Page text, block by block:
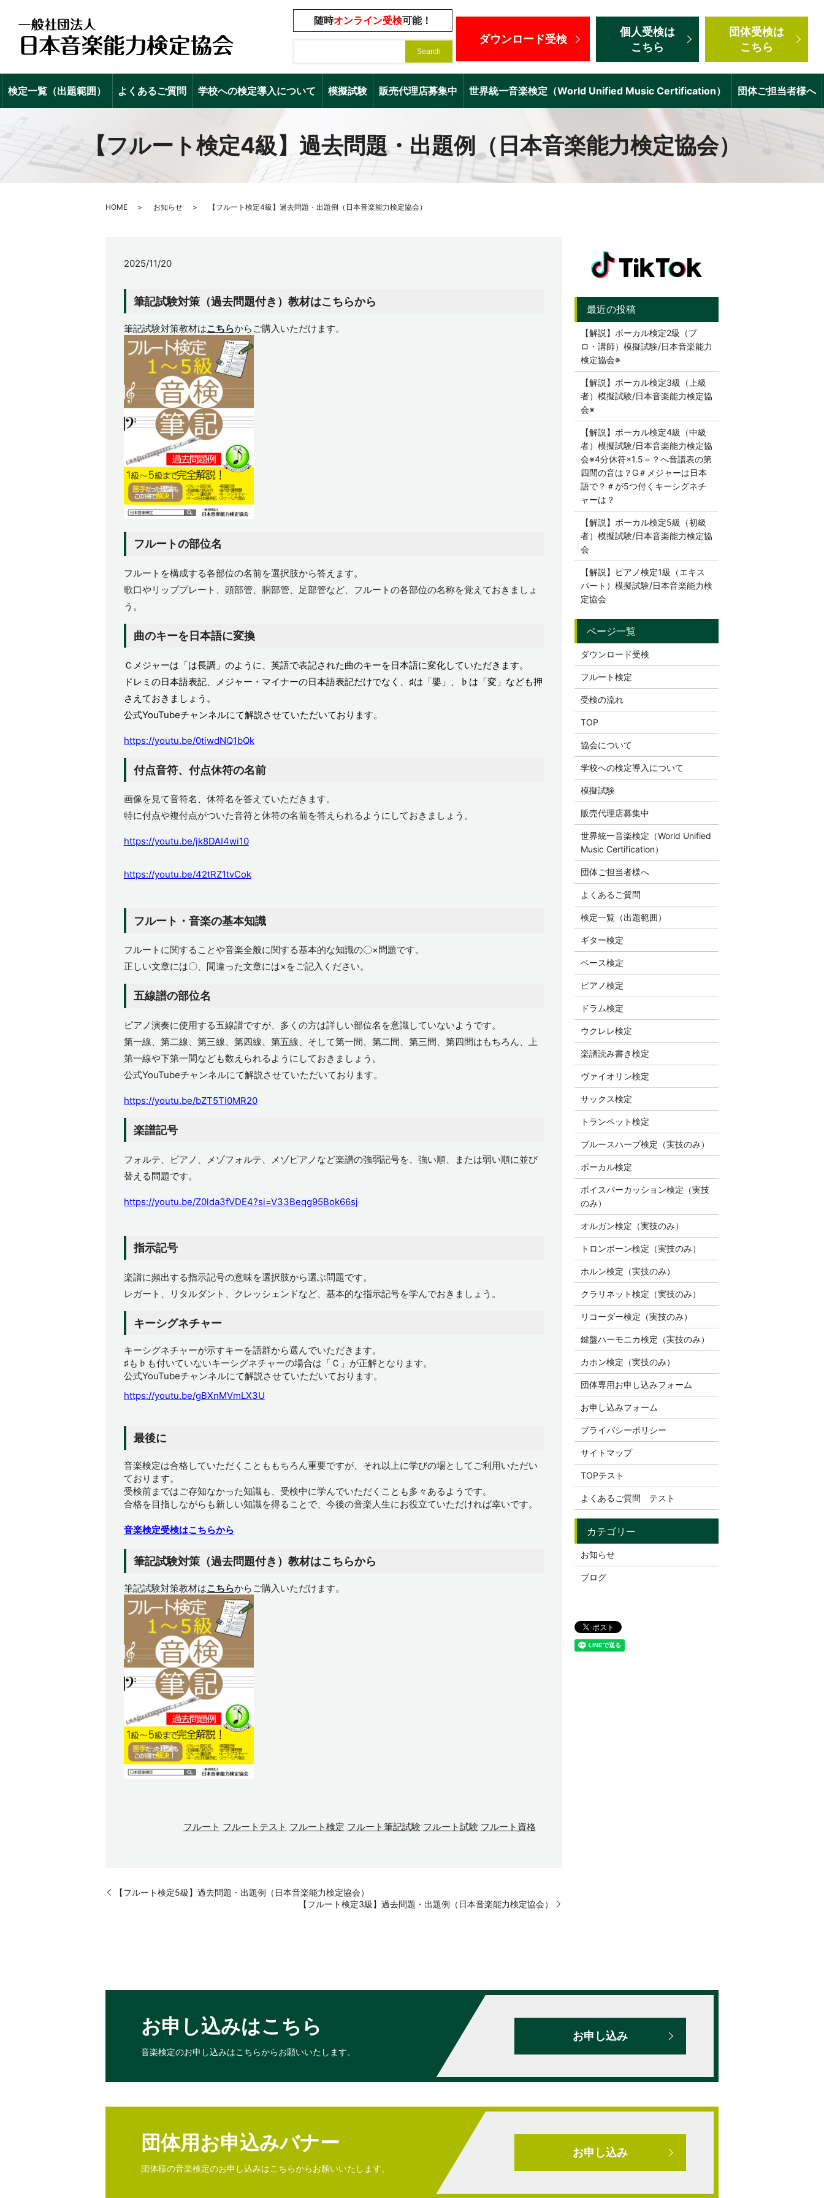
随時オンライン受検可能！
ダウンロード受検
個人受検は
こちら
団体受検は
こちら
検定一覧（出題範囲） よくあるご質問 学校への検定導入について 模擬試験 販売代理店募集中 世界統一音楽検定（World Unified Music Certification） 団体ご担当者様へ
【フルート検定4級】過去問題・出題例（日本音楽能力検定協会）
HOME お知らせ 【フルート検定4級】過去問題・出題例（日本音楽能力検定協会）
2025/11/20
筆記試験対策（過去問題付き）教材はこちらから
筆記試験対策教材はこちらからご購入いただけます。
フルートの部位名
フルートを構成する各部位の名前を選択肢から答えます。
歌口やリッププレート、頭部管、胴部管、足部管など、フルートの各部位の名称を覚えておきましょ
う。
曲のキーを日本語に変換
Ｃメジャーは「は長調」のように、英語で表記された曲のキーを日本語に変化していただきます。
ドレミの日本語表記、メジャー・マイナーの日本語表記だけでなく、♯は「嬰」、♭は「変」なども押
さえておきましょう。
公式YouTubeチャンネルにて解説させていただいております。
https://youtu.be/0tiwdNQ1bQk
付点音符、付点休符の名前
画像を見て音符名、休符名を答えていただきます。
特に付点や複付点がついた音符と休符の名前を答えられるようにしておきましょう。
https://youtu.be/jk8DAI4wi10
https://youtu.be/42tRZ1tvCok
フルート・音楽の基本知識
フルートに関することや音楽全般に関する基本的な知識の〇×問題です。
正しい文章には〇、間違った文章には×をご記入ください。
五線譜の部位名
ピアノ演奏に使用する五線譜ですが、多くの方は詳しい部位名を意識していないようです。
第一線、第二線、第三線、第四線、第五線、そして第一間、第二間、第三間、第四間はもちろん、上
第一線や下第一間なども数えられるようにしておきましょう。
公式YouTubeチャンネルにて解説させていただいております。
https://youtu.be/bZT5TI0MR20
楽譜記号
フォルテ、ピアノ、メゾフォルテ、メゾピアノなど楽譜の強弱記号を、強い順、または弱い順に並び
替える問題です。
https://youtu.be/Z0lda3fVDE4?si=V33Beqg95Bok66sj
指示記号
楽譜に頻出する指示記号の意味を選択肢から選ぶ問題です。
レガート、リタルダント、クレッシェンドなど、基本的な指示記号を学んでおきましょう。
キーシグネチャー
キーシグネチャーが示すキーを語群から選んでいただきます。
♯も♭も付いていないキーシグネチャーの場合は「Ｃ」が正解となります。
公式YouTubeチャンネルにて解説させていただいております。
https://youtu.be/gBXnMVmLX3U
最後に
音楽検定は合格していただくことももちろん重要ですが、それ以上に学びの場としてご利用いただい
ております。
受検前まではご存知なかった知識も、受検中に学んでいただくことも多々あるようです。
合格を目指しながらも新しい知識を得ることで、今後の音楽人生にお役立ていただければ幸いです。
音楽検定受検はこちらから
筆記試験対策（過去問題付き）教材はこちらから
筆記試験対策教材はこちらからご購入いただけます。
フルート フルートテスト フルート検定 フルート筆記試験 フルート試験 フルート資格
【フルート検定5級】過去問題・出題例（日本音楽能力検定協会）
【フルート検定3級】過去問題・出題例（日本音楽能力検定協会）
【解説】ボーカル検定2級（プ
ロ・講師）模擬試験/日本音楽能力
検定協会※
【解説】ボーカル検定3級（上級
者）模擬試験/日本音楽能力検定協
会※
【解説】ボーカル検定4級（中級
者）模擬試験/日本音楽能力検定協
会※4分休符×1.5＝？へ音譜表の第
四間の音は？G＃メジャーは日本
語で？＃が5つ付くキーシグネチ
ャーは？
【解説】ボーカル検定5級（初級
者）模擬試験/日本音楽能力検定協
会
【解説】ピアノ検定1級（エキス
パート）模擬試験/日本音楽能力検
定協会
ダウンロード受検
フルート検定
受検の流れ
TOP
協会について
学校への検定導入について
模擬試験
販売代理店募集中
世界統一音楽検定（World Unified
Music Certification）
団体ご担当者様へ
よくあるご質問
検定一覧（出題範囲）
ギター検定
ベース検定
ピアノ検定
ドラム検定
ウクレレ検定
楽譜読み書き検定
ヴァイオリン検定
サックス検定
トランペット検定
ブルースハープ検定（実技のみ）
ボーカル検定
ボイスパーカッション検定（実技
のみ）
オルガン検定（実技のみ）
トロンボーン検定（実技のみ）
ホルン検定（実技のみ）
クラリネット検定（実技のみ）
リコーダー検定（実技のみ）
鍵盤ハーモニカ検定（実技のみ）
カホン検定（実技のみ）
団体専用お申し込みフォーム
お申し込みフォーム
プライバシーポリシー
サイトマップ
TOPテスト
よくあるご質問 テスト
お知らせ
ブログ
お申し込みはこちら
音楽検定のお申し込みはこちらからお願いいたします。
お申し込み
団体用お申込みバナー
団体様の音楽検定のお申し込みはこちらからお願いいたします。
お申し込み